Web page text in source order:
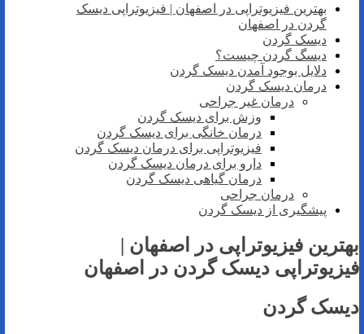
بهترین فیزیوتراپی در اصفهان | فیزیوتراپی دیسک
گردن در اصفهان
دیسک گردن
دیسگ گردن چیست؟
دلایل بوجود آمدن دیسک گردن
درمان دیسک گردن
درمان غیر جراحی
وزش برای دیسک گردن
درمان خانگی برای دیسک گردن
فیزیوتراپی برای درمان دیسک گردن
دارو برای درمان دیسک گردن
درمان گیاهی دیسک گردن
درمان جراحی
پیشگیری از دیسک گردن
بهترین فیزیوتراپی در اصفهان |
فیزیوتراپی دیسک گردن در اصفهان
دیسک گردن